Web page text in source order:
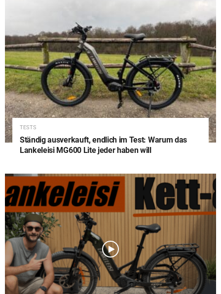
TESTS
Ständig ausverkauft, endlich im Test: Warum das
Lankeleisi MG600 Lite jeder haben will